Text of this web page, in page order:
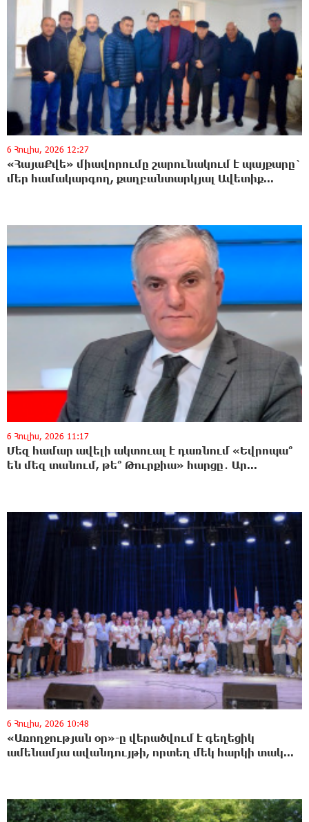
6 Հուլիս, 2026 12:27
«ՀայաՔվե» միավորումը շարունակում է պայքարը`
մեր համակարգող, քաղբանտարկյալ Ավետիք...
6 Հուլիս, 2026 11:17
Մեզ համար ավելի ակտուալ է դառնում «Եվրոպա՞
են մեզ տանում, թե՞ Թուրքիա» հարցը․ Ար...
6 Հուլիս, 2026 10:48
«Առողջության օր»-ը վերածվում է գեղեցիկ
ամենամյա ավանդույթի, որտեղ մեկ հարկի տակ...